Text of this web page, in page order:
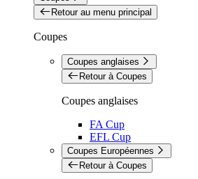
Retour au menu principal
Coupes
Coupes anglaises
Retour à Coupes
Coupes anglaises
FA Cup
EFL Cup
Coupes Européennes
Retour à Coupes